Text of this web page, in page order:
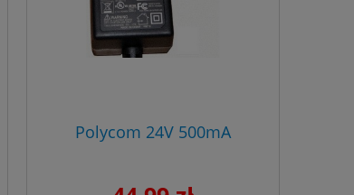
Polycom 24V 500mA